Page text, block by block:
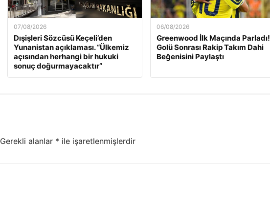
07/08/2026
Dışişleri Sözcüsü Keçeli’den
Yunanistan açıklaması. “Ülkemiz
açısından herhangi bir hukuki
sonuç doğurmayacaktır”
06/08/2026
Greenwood İlk Maçında Parladı!
Golü Sonrası Rakip Takım Dahi
Beğenisini Paylaştı
Gerekli alanlar * ile işaretlenmişlerdir